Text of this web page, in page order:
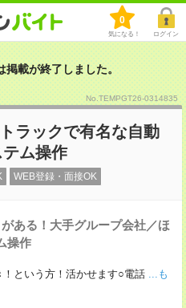
0
気になる！ ログイン
載が終了しました。
No.TEMPGT26-0314835
ラックで有名な自動
ム操作
WEB登録・面接OK
ある！大手グループ会社／ほ
操作
という方！活かせます○電話 ...も